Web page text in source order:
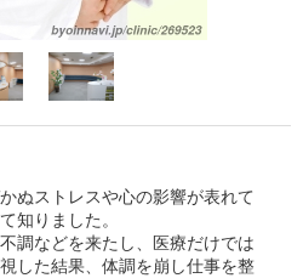
ぬストレスや心の影響が表れて
知りました。
調などを来たし、医療だけでは
した結果、体調を崩し仕事を整